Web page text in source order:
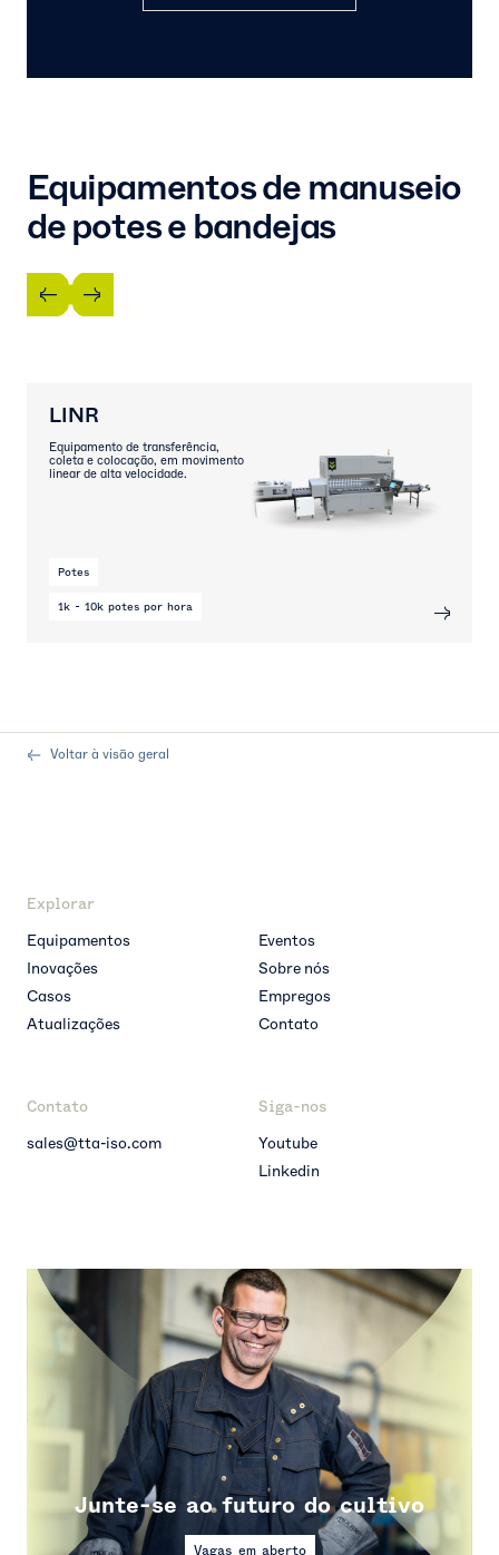
Equipamentos de manuseio
de potes e bandejas
LINR
Equipamento de transferência,
coleta e colocação, em movimento
linear de alta velocidade.
Potes
1k - 10k potes por hora
Voltar à visão geral
Explorar
Equipamentos
Inovações
Casos
Atualizações
Eventos
Sobre nós
Empregos
Contato
Contato
sales@tta-iso.com
Siga-nos
Youtube
Linkedin
Junte-se ao futuro do cultivo
Vagas em aberto